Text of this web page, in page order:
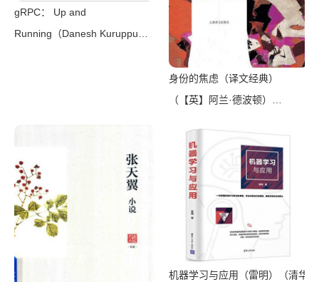
gRPC： Up and
Running（Danesh Kuruppu，
身份的焦虑（译文经典）
（【英】阿兰·德波顿）
Publishing House 2018）
机器学习与应用（雷明）（清华